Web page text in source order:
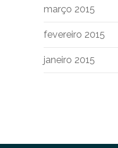
março 2015
fevereiro 2015
janeiro 2015